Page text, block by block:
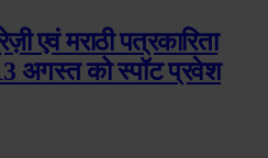
एवं मराठी पत्रकारिता
अगस्त को स्पॉट प्रवेश